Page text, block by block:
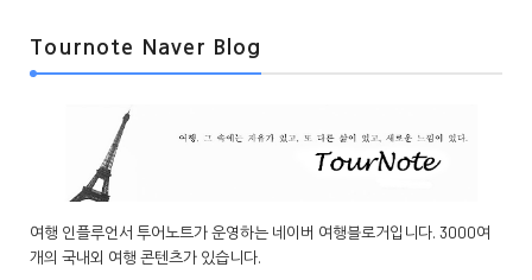
Tournote Naver Blog
여행 인플루언서 투어노트가 운영하는 네이버 여행블로거입니다. 3000여
개의 국내외 여행 콘텐츠가 있습니다.